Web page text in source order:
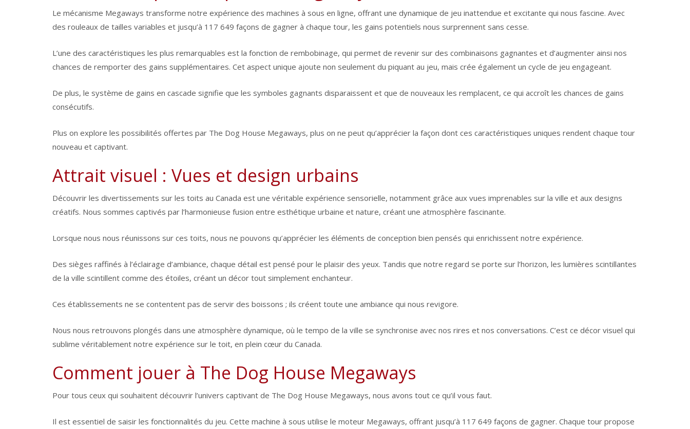
Le mécanisme Megaways transforme notre expérience des machines à sous en ligne, offrant une dynamique de jeu inattendue et excitante qui nous fascine. Avec
des rouleaux de tailles variables et jusqu’à 117 649 façons de gagner à chaque tour, les gains potentiels nous surprennent sans cesse.
L’une des caractéristiques les plus remarquables est la fonction de rembobinage, qui permet de revenir sur des combinaisons gagnantes et d’augmenter ainsi nos
chances de remporter des gains supplémentaires. Cet aspect unique ajoute non seulement du piquant au jeu, mais crée également un cycle de jeu engageant.
De plus, le système de gains en cascade signifie que les symboles gagnants disparaissent et que de nouveaux les remplacent, ce qui accroît les chances de gains
consécutifs.
Plus on explore les possibilités offertes par The Dog House Megaways, plus on ne peut qu’apprécier la façon dont ces caractéristiques uniques rendent chaque tour
nouveau et captivant.
Attrait visuel : Vues et design urbains
Découvrir les divertissements sur les toits au Canada est une véritable expérience sensorielle, notamment grâce aux vues imprenables sur la ville et aux designs
créatifs. Nous sommes captivés par l’harmonieuse fusion entre esthétique urbaine et nature, créant une atmosphère fascinante.
Lorsque nous nous réunissons sur ces toits, nous ne pouvons qu’apprécier les éléments de conception bien pensés qui enrichissent notre expérience.
Des sièges raffinés à l’éclairage d’ambiance, chaque détail est pensé pour le plaisir des yeux. Tandis que notre regard se porte sur l’horizon, les lumières scintillantes
de la ville scintillent comme des étoiles, créant un décor tout simplement enchanteur.
Ces établissements ne se contentent pas de servir des boissons ; ils créent toute une ambiance qui nous revigore.
Nous nous retrouvons plongés dans une atmosphère dynamique, où le tempo de la ville se synchronise avec nos rires et nos conversations. C’est ce décor visuel qui
sublime véritablement notre expérience sur le toit, en plein cœur du Canada.
Comment jouer à The Dog House Megaways
Pour tous ceux qui souhaitent découvrir l’univers captivant de The Dog House Megaways, nous avons tout ce qu’il vous faut.
Il est essentiel de saisir les fonctionnalités du jeu. Cette machine à sous utilise le moteur Megaways, offrant jusqu’à 117 649 façons de gagner. Chaque tour propose